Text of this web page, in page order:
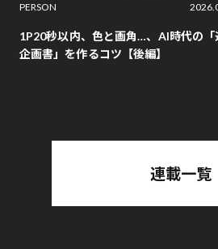
PERSON
1P20秒以内、色と画角…、AI時代の「
企画書」を作るコツ【後編】
連載一覧